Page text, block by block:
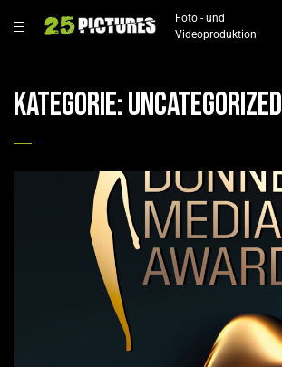
Foto.- und
Videoproduktion
Kategorie:Uncategorized